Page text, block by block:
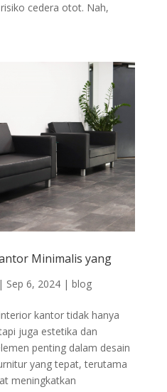
cedera otot. Nah,
Minimalis yang
| Sep 6, 2024| blog
kantor tidak hanya
juga estetika dan
penting dalam desain
yang tepat, terutama
meningkatkan